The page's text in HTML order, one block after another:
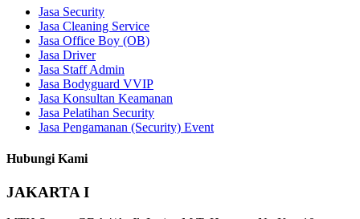
Jasa Security
Jasa Cleaning Service
Jasa Office Boy (OB)
Jasa Driver
Jasa Staff Admin
Jasa Bodyguard VVIP
Jasa Konsultan Keamanan
Jasa Pelatihan Security
Jasa Pengamanan (Security) Event
Hubungi Kami
JAKARTA I